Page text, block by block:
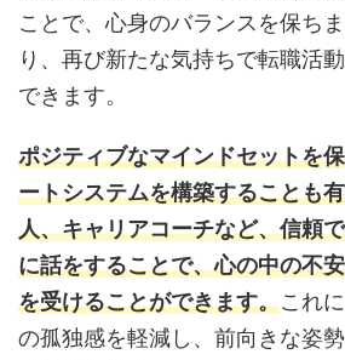
ことで、心身のバランスを保ち
り、再び新たな気持ちで転職活
できます。
ポジティブなマインドセットを
ートシステムを構築することも
人、キャリアコーチなど、信頼
に話をすることで、心の中の不
を受けることができます。これ
の孤独感を軽減し、前向きな姿